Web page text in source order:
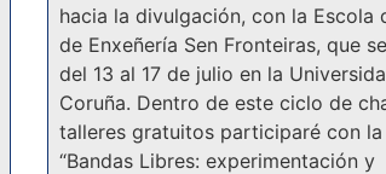
hacia la divulgación, con la Escola
de Enxeñería Sen Fronteiras, que
del 13 al 17 de julio en la
Coruña. Dentro de este ciclo de
talleres gratuitos participaré con la
“Bandas Libres: experimentación y